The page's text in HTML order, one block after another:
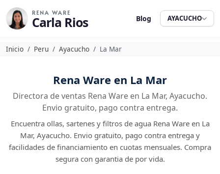
RENA WARE
Carla Rios Blog AYACUCHO
Inicio Peru Ayacucho La Mar
Rena Ware en La Mar
Directora de ventas Rena Ware en La Mar, Ayacucho.
Envio gratuito, pago contra entrega.
Encuentra ollas, sartenes y filtros de agua Rena Ware en La
Mar, Ayacucho. Envio gratuito, pago contra entrega y
facilidades de financiamiento en cuotas mensuales. Compra
segura con garantia de por vida.